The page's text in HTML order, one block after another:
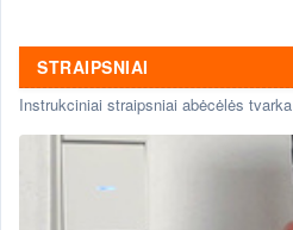
STRAIPSNIAI
Instrukciniai straipsniai abėcėlės tvarka